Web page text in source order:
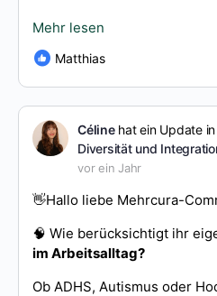
Mehr lesen
Matthias
Célinehat ein Update
Diversität und
vor ein Jahr
👋Hallo liebe Mehrcura-
🧠 Wie berücksichtigt ihr
im Arbeitsalltag?
Ob ADHS, Autismus oder